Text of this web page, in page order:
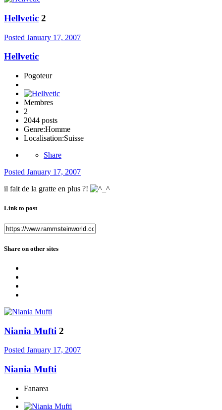
Hellvetic 2
Posted January 17, 2007
Hellvetic
Pogoteur
Membres
2
2044 posts
Genre:Homme
Localisation:Suisse
Share
Posted January 17, 2007
il fait de la gratte en plus ?!
Link to post
Share on other sites
Niania Mufti 2
Posted January 17, 2007
Niania Mufti
Fanarea